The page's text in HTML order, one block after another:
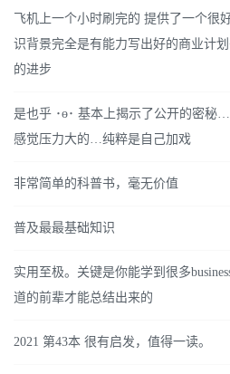
飞机上一个小时刷完的 提供了一个很
识背景完全是有能力写出好的商业计
的进步
是也乎 ･ө･ 基本上揭示了公开的密秘
感觉压力大的…纯粹是自己加戏
非常简单的科普书，毫无价值
普及最最基础知识
实用至极。关键是你能学到很多
道的前辈才能总结出来的
2021 第43本 很有启发，值得一读。